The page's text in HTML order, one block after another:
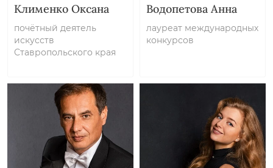
Клименко Оксана
почётный деятель
искусств
Ставропольского края
Водопетова Анна
лауреат международных
конкурсов